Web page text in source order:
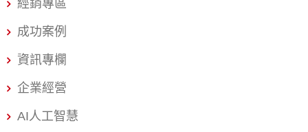
狀態得跟 GPT-4 一樣順。 DeepSeek技術亮點2：MLA 多
頭潛在注意力架構 簡單來說就是數學好、邏輯強，不只會
運算或推理判斷就常常出錯。DeepSeek 最強的地方，就
是邏輯推理能力非常穩定。像是程式碼、自動化流程、數
解說：DeepS
經銷專區
成功案例
資訊專欄
企業經營
AI人工智慧